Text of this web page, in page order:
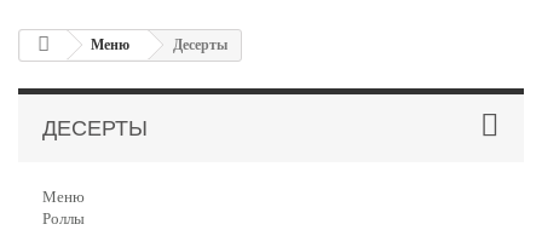
Меню Десерты
ДЕСЕРТЫ
Меню
Роллы